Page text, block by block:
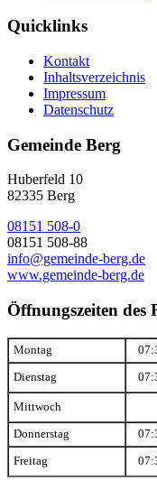
Quicklinks
Kontakt
Inhaltsverzeichnis
Impressum
Datenschutz
Gemeinde Berg
Huberfeld 10
82335 Berg
08151 508-0
08151 508-88
info@gemeinde-berg.de
www.gemeinde-berg.de
Öffnungszeiten des
Montag
Dienstag
Mittwoch
Donnerstag
Freitag